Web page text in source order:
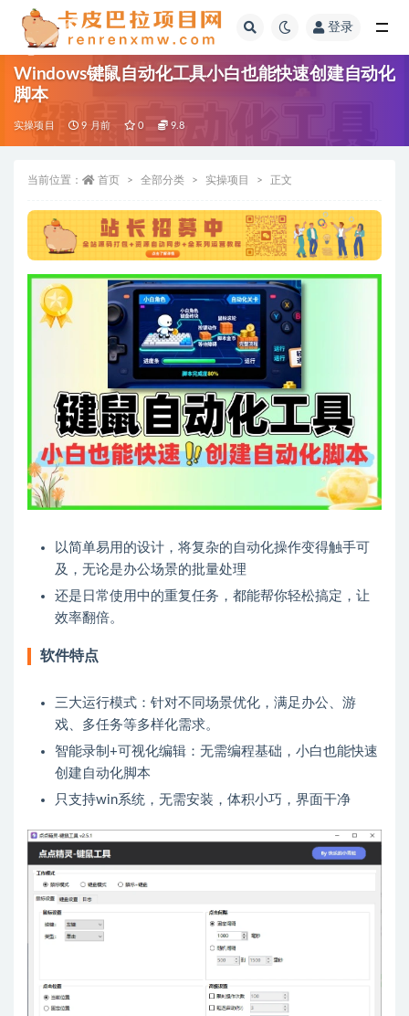
登录
Windows键鼠自动化工具小白也能快速创建自动化
脚本
实操项目 9 月前 0 9.8
当前位置： 首页 全部分类 实操项目 正文
以简单易用的设计，将复杂的自动化操作变得触手可
及，无论是办公场景的批量处理
还是日常使用中的重复任务，都能帮你轻松搞定，让
效率翻倍。
软件特点
三大运行模式：针对不同场景优化，满足办公、游
戏、多任务等多样化需求。
智能录制+可视化编辑：无需编程基础，小白也能快速
创建自动化脚本
只支持win系统，无需安装，体积小巧，界面干净
全部